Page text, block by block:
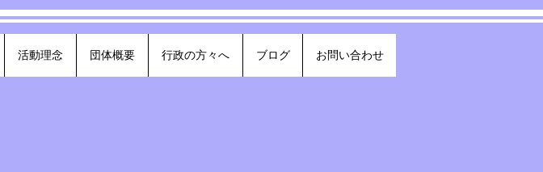
活動理念 団体概要 行政の方々へ ブログ お問い合わせ